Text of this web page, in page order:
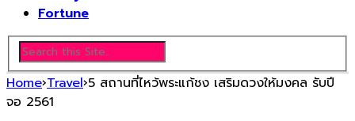
Fortune
Home›Travel›5 สถานที่ไหว้พระแก้ชง เสริมดวงให้มงคล รับปี
จอ 2561